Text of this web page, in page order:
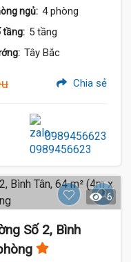
ngủ: 4 phòng
tầng: 5 tầng
Tây Bắc
Chia sẻ
0989456623
6
Số 2, Bình